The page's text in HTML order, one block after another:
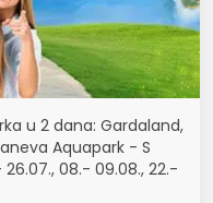
u 2 dana: Gardaland,
Aquapark - S
08.- 09.08., 22.-